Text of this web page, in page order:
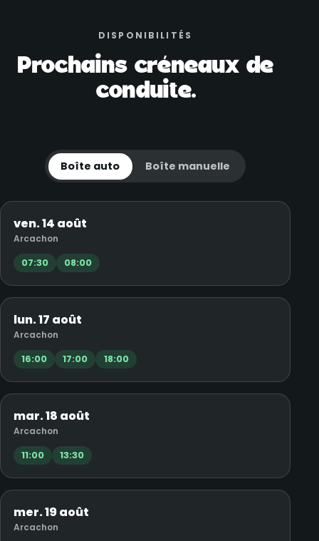
DISPONIBILITÉS
Prochains créneaux de
conduite.
Boîte auto Boîte manuelle
ven. 14 août
Arcachon
07:30 08:00
lun. 17 août
Arcachon
16:00 17:00 18:00
mar. 18 août
Arcachon
11:00 13:30
mer. 19 août
Arcachon